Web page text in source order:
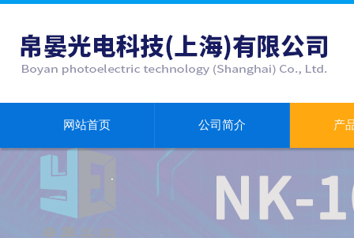
网站首页 公司简介 产